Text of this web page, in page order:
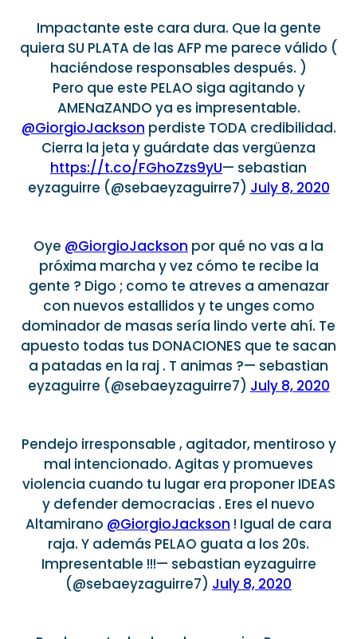
Impactante este cara dura. Que la gente
quiera SU PLATA de las AFP me parece válido (
haciéndose responsables después. )
Pero que este PELAO siga agitando y
AMENaZANDO ya es impresentable.
@GiorgioJackson perdiste TODA credibilidad.
Cierra la jeta y guárdate das vergüenza
https://t.co/FGhoZzs9yU— sebastian
eyzaguirre (@sebaeyzaguirre7) July 8, 2020
Oye @GiorgioJackson por qué no vas a la
próxima marcha y vez cómo te recibe la
gente ? Digo ; como te atreves a amenazar
con nuevos estallidos y te unges como
dominador de masas sería lindo verte ahí. Te
apuesto todas tus DONACIONES que te sacan
a patadas en la raj . T animas ?— sebastian
eyzaguirre (@sebaeyzaguirre7) July 8, 2020
Pendejo irresponsable , agitador, mentiroso y
mal intencionado. Agitas y promueves
violencia cuando tu lugar era proponer IDEAS
y defender democracias . Eres el nuevo
Altamirano @GiorgioJackson ! Igual de cara
raja. Y además PELAO guata a los 20s.
Impresentable !!!— sebastian eyzaguirre
(@sebaeyzaguirre7) July 8, 2020